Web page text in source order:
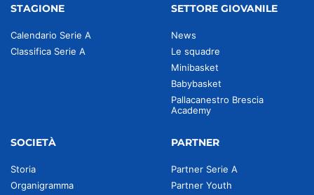
STAGIONE
Calendario Serie A
Classifica Serie A
SETTORE GIOVANILE
News
Le squadre
Minibasket
Babybasket
Pallacanestro Brescia
Academy
SOCIETÀ
Storia
Organigramma
PARTNER
Partner Serie A
Partner Youth